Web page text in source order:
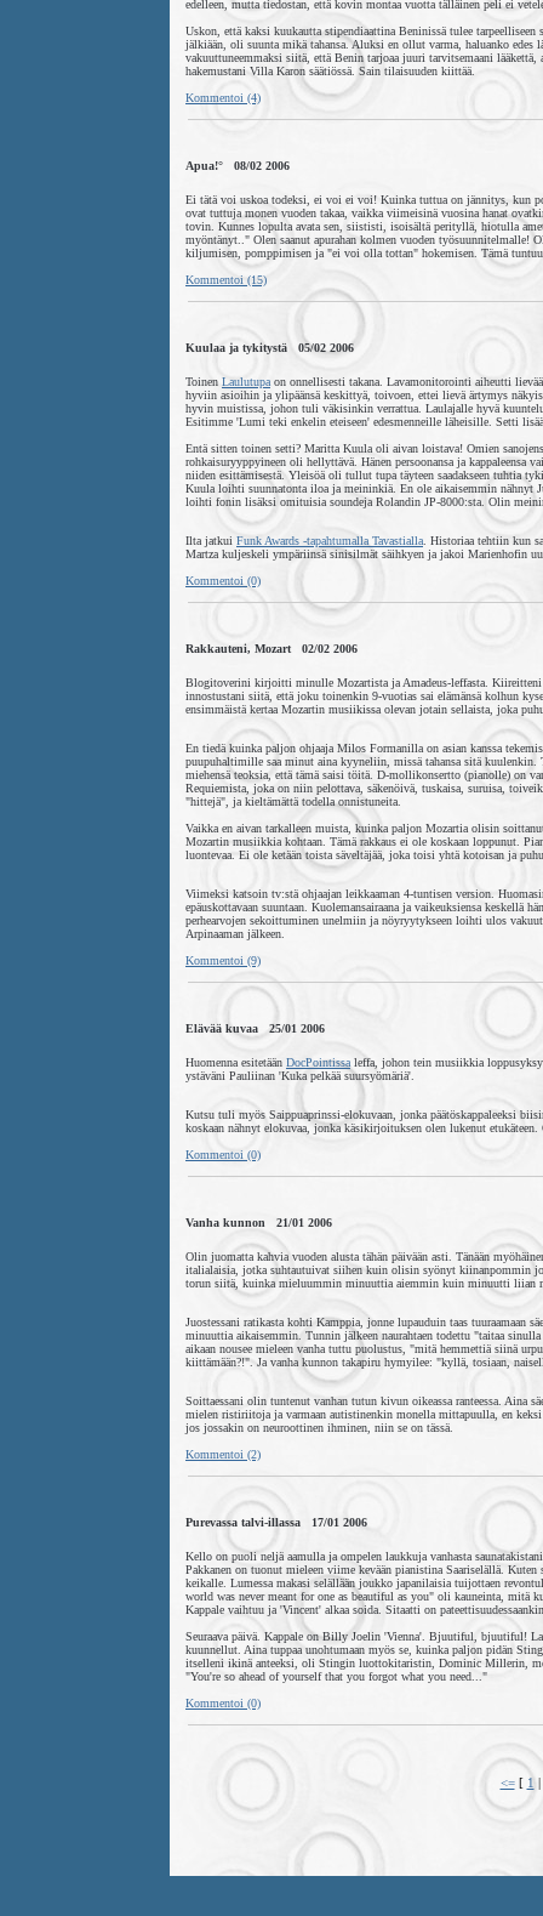
edelleen, mutta tiedostan, että kovin montaa vuotta tälläinen peli ei
Uskon, että kaksi kuukautta stipendiaattina Beninissä tulee
jälkiään, oli suunta mikä tahansa. Aluksi en ollut varma, haluanko
vakuuttuneemmaksi siitä, että Benin tarjoaa juuri tarvitsemaani
hakemustani Villa Karon säätiössä. Sain tilaisuuden kiittää.
Kommentoi (4)
Apua!° 08/02 2006
Ei tätä voi uskoa todeksi, ei voi ei voi! Kuinka tuttua on jännitys, kun
ovat tuttuja monen vuoden takaa, vaikka viimeisinä vuosina hanat
tovin. Kunnes lopulta avata sen, siististi, isoisältä perityllä, hiotulla
myöntänyt.." Olen saanut apurahan kolmen vuoden
kiljumisen, pomppimisen ja "ei voi olla tottan" hokemisen. Tämä
Kommentoi (15)
Kuulaa ja tykitystä 05/02 2006
Toinen Laulutupa on onnellisesti takana. Lavamonitorointi aiheutti
hyviin asioihin ja ylipäänsä keskittyä, toivoen, ettei lievä ärtymys
hyvin muistissa, johon tuli väkisinkin verrattua. Laulajalle hyvä
Esitimme 'Lumi teki enkelin eteiseen' edesmenneille läheisille. Setti
Entä sitten toinen setti? Maritta Kuula oli aivan loistava! Omien
rohkaisuryyppyineen oli hellyttävä. Hänen persoonansa ja
niiden esittämisestä. Yleisöä oli tullut tupa täyteen saadakseen tuhtia
Kuula loihti suunnatonta iloa ja meininkiä. En ole aikaisemmin nähnyt
loihti fonin lisäksi omituisia soundeja Rolandin JP-8000:sta. Olin
Ilta jatkui Funk Awards -tapahtumalla Tavastialla . Historiaa tehtiin kun
Martza kuljeskeli ympäriinsä sinisilmät säihkyen ja jakoi Marienhofin
Kommentoi (0)
Rakkauteni, Mozart 02/02 2006
Blogitoverini kirjoitti minulle Mozartista ja Amadeus-leffasta.
innostustani siitä, että joku toinenkin 9-vuotias sai elämänsä kolhun
ensimmäistä kertaa Mozartin musiikissa olevan jotain sellaista, joka
En tiedä kuinka paljon ohjaaja Milos Formanilla on asian kanssa
puupuhaltimille saa minut aina kyyneliin, missä tahansa sitä
miehensä teoksia, että tämä saisi töitä. D-mollikonsertto (pianolle) on
Requiemista, joka on niin pelottava, säkenöivä, tuskaisa, suruisa,
"hittejä", ja kieltämättä todella onnistuneita.
Vaikka en aivan tarkalleen muista, kuinka paljon Mozartia olisin
Mozartin musiikkia kohtaan. Tämä rakkaus ei ole koskaan loppunut.
luontevaa. Ei ole ketään toista säveltäjää, joka toisi yhtä kotoisan ja
Viimeksi katsoin tv:stä ohjaajan leikkaaman 4-tuntisen version.
epäuskottavaan suuntaan. Kuolemansairaana ja vaikeuksiensa
perhearvojen sekoittuminen unelmiin ja nöyryytykseen loihti ulos
Arpinaaman jälkeen.
Kommentoi (9)
Elävää kuvaa 25/01 2006
Huomenna esitetään DocPointissa leffa, johon tein musiikkia
ystäväni Pauliinan 'Kuka pelkää suursyömäriä'.
Kutsu tuli myös Saippuaprinssi-elokuvaan, jonka päätöskappaleeksi
koskaan nähnyt elokuvaa, jonka käsikirjoituksen olen lukenut
Kommentoi (0)
Vanha kunnon 21/01 2006
Olin juomatta kahvia vuoden alusta tähän päivään asti. Tänään
italialaisia, jotka suhtautuivat siihen kuin olisin syönyt kiinanpommin
torun siitä, kuinka mieluummin minuuttia aiemmin kuin minuutti liian
Juostessani ratikasta kohti Kamppia, jonne lupauduin taas tuuraamaan
minuuttia aikaisemmin. Tunnin jälkeen naurahtaen todettu "taitaa
aikaan nousee mieleen vanha tuttu puolustus, "mitä hemmettiä siinä
kiittämään?!". Ja vanha kunnon takapiru hymyilee: "kyllä, tosiaan,
Soittaessani olin tuntenut vanhan tutun kivun oikeassa ranteessa. Aina
mielen ristiriitoja ja varmaan autistinenkin monella mittapuulla, en
jos jossakin on neuroottinen ihminen, niin se on tässä.
Kommentoi (2)
Purevassa talvi-illassa 17/01 2006
Kello on puoli neljä aamulla ja ompelen laukkuja vanhasta
Pakkanen on tuonut mieleen viime kevään pianistina Saariselällä.
keikalle. Lumessa makasi selällään joukko japanilaisia tuijottaen
world was never meant for one as beautiful as you" oli kauneinta, mitä
Kappale vaihtuu ja 'Vincent' alkaa soida. Sitaatti on
Seuraava päivä. Kappale on Billy Joelin 'Vienna'. Bjuutiful, bjuutiful!
kuunnellut. Aina tuppaa unohtumaan myös se, kuinka paljon pidän
itselleni ikinä anteeksi, oli Stingin luottokitaristin, Dominic Millerin,
"You're so ahead of yourself that you forgot what you need..."
Kommentoi (0)
<=[ 1 |